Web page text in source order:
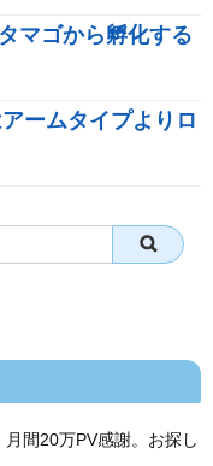
マゴから孵化する
ームタイプよりロ
間20万PV感謝。お探し